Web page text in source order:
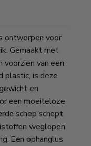
ontworpen voor
Gemaakt met
van een
plastic, is deze
en
een moeiteloze
schep schept
weglopen
Een ophanglus